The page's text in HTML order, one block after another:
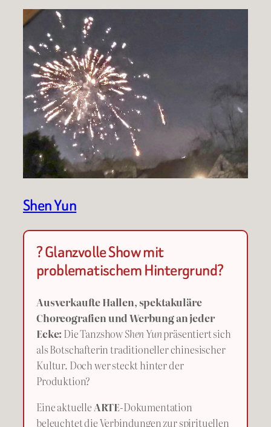
Shen Yun
? Glanzvolle Show mit
problematischem Hintergrund?
Ausverkaufte Hallen, spektakuläre
Choreografien und Werbung an jeder
Ecke: Die TanzshowShen Yunpräsentiert sich
als Botschafterin traditioneller chinesischer
Kultur. Doch wer steckt hinter der
Produktion?
Eine aktuelle ARTE-Dokumentation
beleuchtet die Verbindungen zur spirituellen